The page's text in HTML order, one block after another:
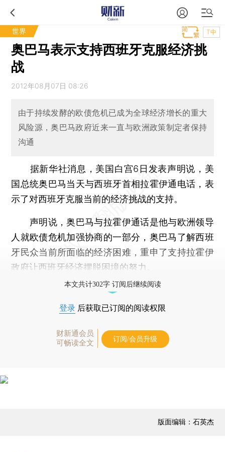
世界 T中
奥巴马表示支持西班牙克服经济挑
战
2012年08月07日 08:26
由于持续发酵的欧债危机已成为全球经济增长的重大
风险源，奥巴马政府近来一直与欧洲政策制定者保持
沟通
据新华社消息，美国白宫6日发表声明说，美
国总统奥巴马当天与西班牙首相拉霍伊通电话，表
示了对西班牙克服当前的经济挑战的支持。
声明说，奥巴马与拉霍伊通话是他与欧洲领导
人就欧债危机加强协商的一部分，奥巴马了解西班
牙民众当前所面临的经济困难，重申了支持拉霍伊
政府让西班牙经济摆脱困境的努力。
本文共计302字 订阅后继续阅读
登录 后获取已订阅的阅读权限
财新通会员
可畅读全文
订阅/会员升级
版面编辑：石英杰